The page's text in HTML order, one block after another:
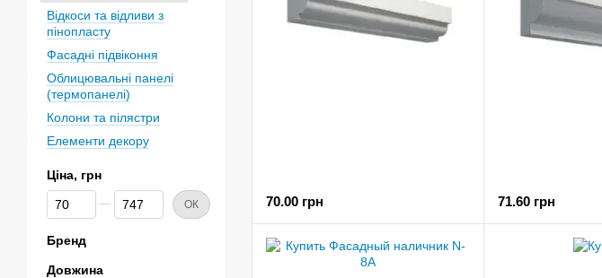
70.00 грн 71.60 грн
Відкоси та відливи з
пінопласту
Фасадні підвіконня
Облицювальні панелі
(термопанелі)
Колони та пілястри
Елементи декору
Ціна, грн
Від Ціна, грн
До Ціна, грн ОК
Бренд
Довжина